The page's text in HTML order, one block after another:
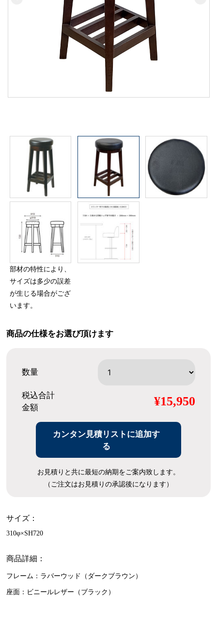
部材の特性により、
サイズは多少の誤差
が生じる場合がござ
います。
商品の仕様をお選び頂けます
数量
税込合計
金額
¥15,950
カンタン見積リストに追加す
る
お見積りと共に最短の納期をご案内致します。
（ご注文はお見積りの承認後になります）
サイズ：
310φ×SH720
商品詳細：
フレーム：ラバーウッド（ダークブラウン）
座面：ビニールレザー（ブラック）